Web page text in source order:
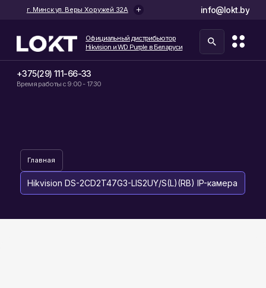
+375(29) 111-66-33
г. Минск ул. Веры Хоружей 32А
Время работы с 9:00 - 17:30